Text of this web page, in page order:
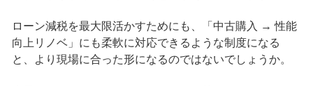
ローン減税を最大限活かすためにも、「中古購入 → 性能
向上リノベ」にも柔軟に対応できるような制度になる
と、より現場に合った形になるのではないでしょうか。